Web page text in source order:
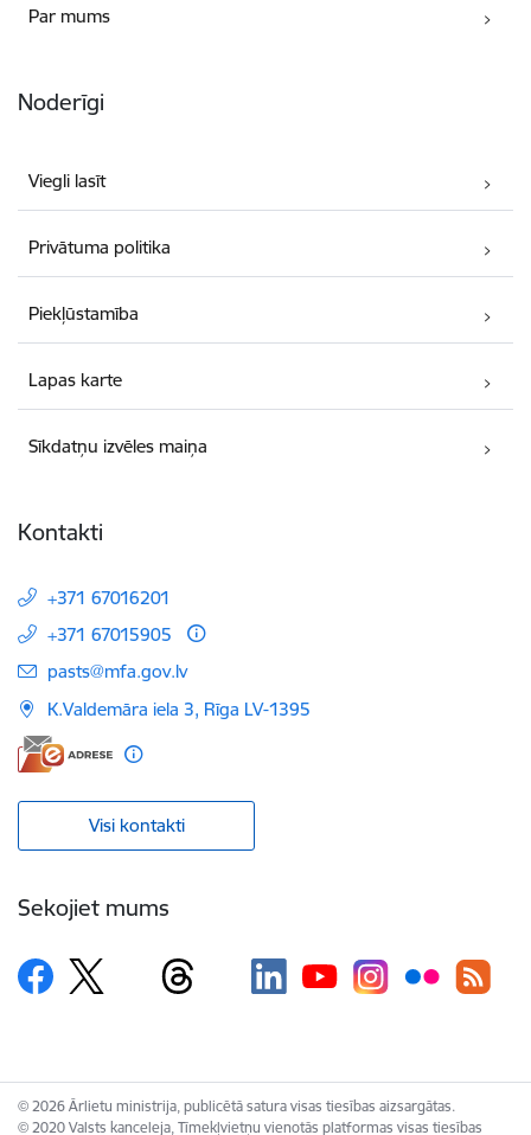
Par mums
Noderīgi
Viegli lasīt
Privātuma politika
Piekļūstamība
Lapas karte
Sīkdatņu izvēles maiņa
Kontakti
+371 67016201
+371 67015905
E-pasts:
pasts@mfa.gov.lv
K.Valdemāra iela 3, Rīga LV-1395
Visi kontakti
Sekojiet mums
© 2026 Ārlietu ministrija, publicētā satura visas tiesības aizsargātas.
© 2020 Valsts kanceleja, Tīmekļvietņu vienotās platformas visas tiesības